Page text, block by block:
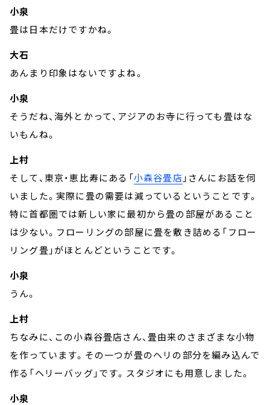
小泉
畳は日本だけですかね。
大石
あんまり印象はないですよね。
小泉
そうだね、海外とかって、アジアのお寺に行っても畳はな
いもんね。
上村
そして、東京・恵比寿にある「小森谷畳店 」さんにお話を伺
いました。実際に畳の需要は減っているということです。
特に首都圏では新しい家に最初から畳の部屋があること
は少ない。フローリングの部屋に畳を敷き詰める「フロー
リング畳」がほとんどということです。
小泉
うん。
上村
ちなみに、この小森谷畳店さん、畳由来のさまざまな小物
を作っています。その一つが畳のヘリの部分を編み込んで
作る「ヘリーバッグ」です。スタジオにも用意しました。
小泉